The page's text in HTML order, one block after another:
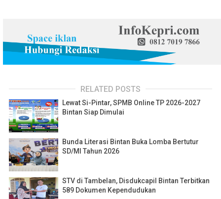
RELATED POSTS
Lewat Si-Pintar, SPMB Online TP 2026-2027
Bintan Siap Dimulai
Bunda Literasi Bintan Buka Lomba Bertutur
SD/MI Tahun 2026
STV di Tambelan, Disdukcapil Bintan Terbitkan
589 Dokumen Kependudukan